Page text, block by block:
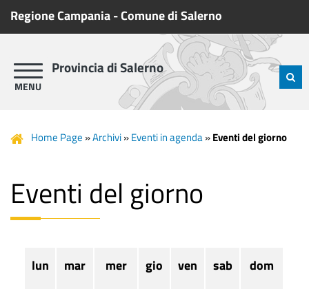
Regione Campania-Comune di Salerno
Provincia di Salerno
Home Page »Archivi»Eventi in agenda»Eventi del giorno
Eventi del giorno
lun mar mer gio ven sab dom